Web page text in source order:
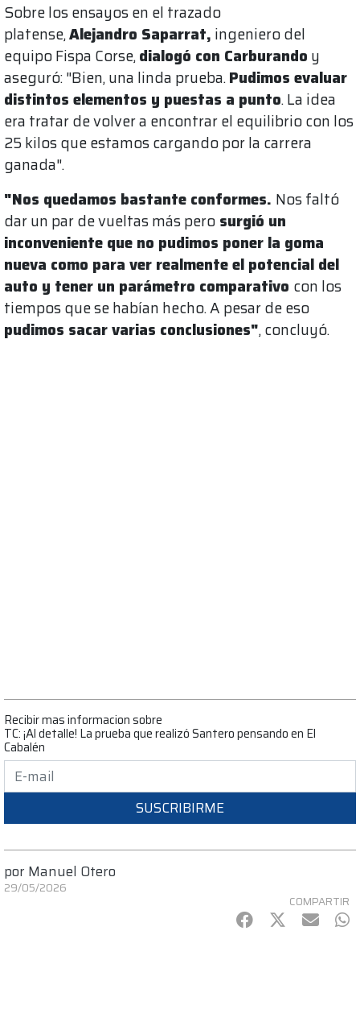
Sobre los ensayos en el trazado
platense,Alejandro Saparrat, ingeniero del
equipo Fispa Corse,dialogó con Carburando y
aseguró: "Bien, una linda prueba.Pudimos evaluar
distintos elementos y puestas a punto. La idea
era tratar de volver a encontrar el equilibrio con los
25 kilos que estamos cargando por la carrera
ganada".
"Nos quedamos bastante conformes. Nos faltó
dar un par de vueltas más pero surgió un
inconveniente que no pudimos poner la goma
nueva como para ver realmente el potencial del
auto y tener un parámetro comparativo con los
tiempos que se habían hecho. A pesar de eso
pudimos sacar varias conclusiones", concluyó.
Recibir mas informacion sobre
TC: ¡Al detalle! La prueba que realizó Santero pensando en El
Cabalén
SUSCRIBIRME
por Manuel Otero
29/05/2026
COMPARTIR
Facebook
Twitter
mail